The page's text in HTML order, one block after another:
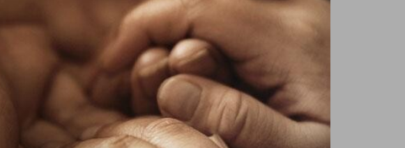
Annika
Creutzer
Ekonomiska problem?
Ta hjälp!